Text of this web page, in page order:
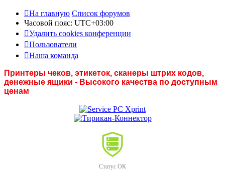
На главную Список форумов
Часовой пояс: UTC+03:00
Удалить cookies конференции
Пользователи
Наша команда
Принтеры чеков, этикеток, сканеры штрих кодов,
денежные ящики - Высокого качества по доступным
ценам
Статус ОК